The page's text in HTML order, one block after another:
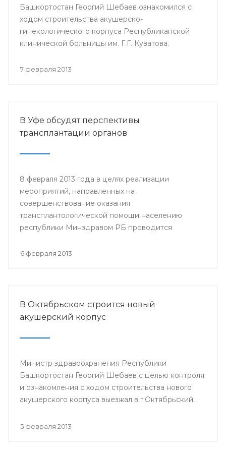
Башкортостан Георгий Шебаев ознакомился с
ходом строительства акушерско-
гинекологического корпуса Республиканской
клинической больницы им. Г.Г. Куватова.
7 февраля 2013
В Уфе обсудят перспективы
трансплантации органов
8 февраля 2013 года в целях реализации
мероприятий, направленных на
совершенствование оказания
трансплантологической помощи населению
республики Минздравом РБ проводится
конференция «Перспективы донорства и
6 февраля 2013
В Октябрьском строится новый
акушерский корпус
Министр здравоохранения Республики
Башкортостан Георгий Шебаев с целью контроля
и ознакомления с ходом строительства нового
акушерского корпуса выезжал в г.Октябрьский.
5 февраля 2013